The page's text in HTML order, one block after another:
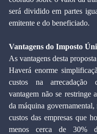
será dividido em partes
emitente e do beneficiado.
Vantagens do Imposto
As vantagens desta
Haverá enorme
custos na
vantagem não se restringe
da máquina governamental,
custos das empresas que
menos cerca de 30%